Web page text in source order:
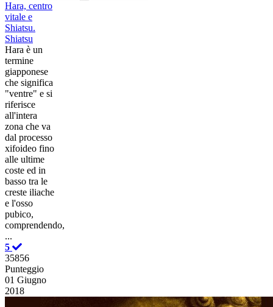
Hara, centro
vitale e
Shiatsu.
Shiatsu
Hara è un
termine
giapponese
che significa
"ventre" e si
riferisce
all'intera
zona che va
dal processo
xifoideo fino
alle ultime
coste ed in
basso tra le
creste iliache
e l'osso
pubico,
comprendendo,
...
5
35856
Punteggio
01 Giugno
2018